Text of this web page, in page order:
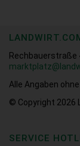
Rechbauerstraße
Alle Angaben
© Copyright 2026
SERVICE